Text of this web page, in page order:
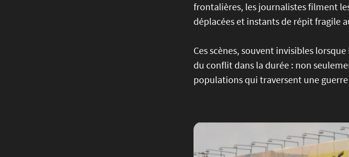
frontalières, les journalistes filment
déplacées et instants de répit fragile
Ces scènes, souvent invisibles
du conflit dans la durée : non
populations qui traversent une
Image